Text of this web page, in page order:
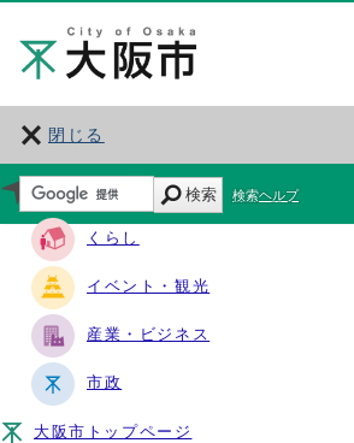
閉じる
サイト・ナビ
くらし
イベント・観光
産業・ビジネス
市政
大阪市トップページ
検索 検索ヘルプ